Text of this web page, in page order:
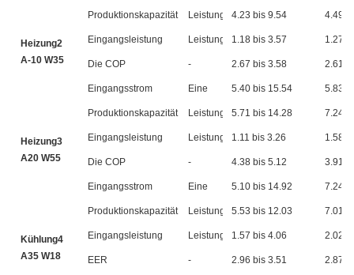
Heizung2
A-10 W35
Produktionskapazität Leistung 4.23 bis 9.54 4.49
Eingangsleistung Leistung 1.18 bis 3.57 1.27
Die COP - 2.67 bis 3.58 2.61
Eingangsstrom Eine 5.40 bis 15.54 5.83
Heizung3
A20 W55
Produktionskapazität Leistung 5.71 bis 14.28 7.24
Eingangsleistung Leistung 1.11 bis 3.26 1.58
Die COP - 4.38 bis 5.12 3.91
Eingangsstrom Eine 5.10 bis 14.92 7.24
Kühlung4
A35 W18
Produktionskapazität Leistung 5.53 bis 12.03 7.01
Eingangsleistung Leistung 1.57 bis 4.06 2.02
EER - 2.96 bis 3.51 2.87